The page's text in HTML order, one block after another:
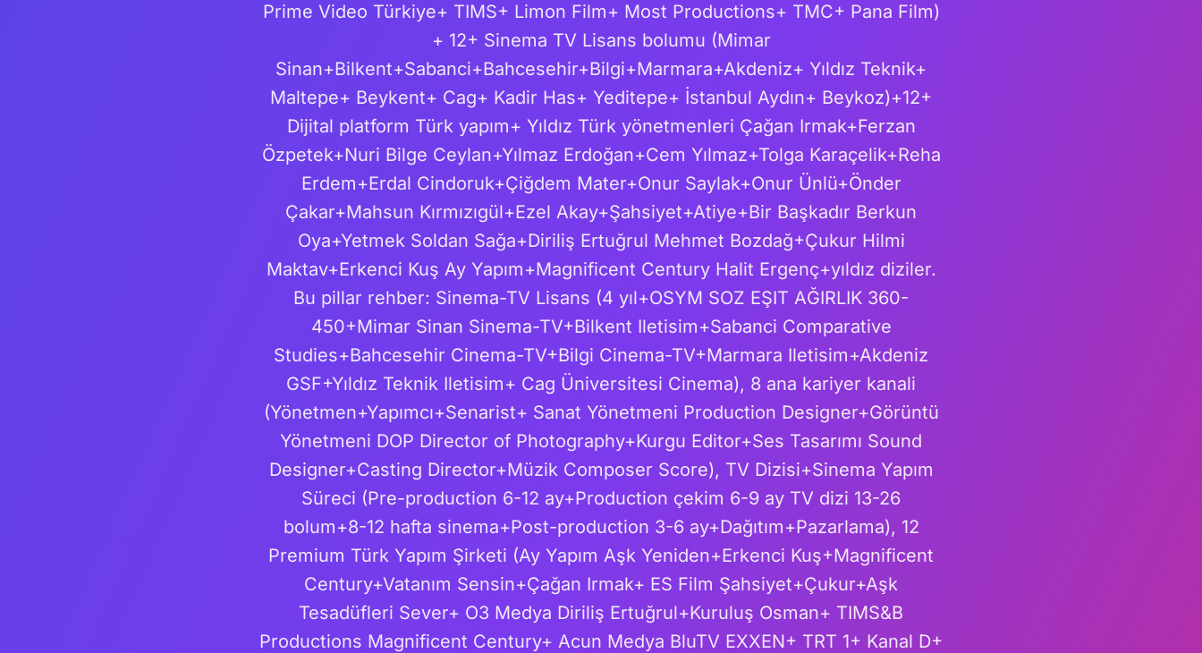
Prime Video Türkiye+ TIMS+ Limon Film+ Most Productions+ TMC+ Pana Film)
+ 12+ Sinema TV Lisans bolumu (Mimar
Sinan+Bilkent+Sabanci+Bahcesehir+Bilgi+Marmara+Akdeniz+ Yıldız Teknik+
Maltepe+ Beykent+ Cag+ Kadir Has+ Yeditepe+ İstanbul Aydın+ Beykoz)+12+
Dijital platform Türk yapım+ Yıldız Türk yönetmenleri Çağan Irmak+Ferzan
Özpetek+Nuri Bilge Ceylan+Yılmaz Erdoğan+Cem Yılmaz+Tolga Karaçelik+Reha
Erdem+Erdal Cindoruk+Çiğdem Mater+Onur Saylak+Onur Ünlü+Önder
Çakar+Mahsun Kırmızıgül+Ezel Akay+Şahsiyet+Atiye+Bir Başkadır Berkun
Oya+Yetmek Soldan Sağa+Diriliş Ertuğrul Mehmet Bozdağ+Çukur Hilmi
Maktav+Erkenci Kuş Ay Yapım+Magnificent Century Halit Ergenç+yıldız diziler.
Bu pillar rehber: Sinema-TV Lisans (4 yıl+OSYM SOZ EŞIT AĞIRLIK 360-
450+Mimar Sinan Sinema-TV+Bilkent Iletisim+Sabanci Comparative
Studies+Bahcesehir Cinema-TV+Bilgi Cinema-TV+Marmara Iletisim+Akdeniz
GSF+Yıldız Teknik Iletisim+ Cag Üniversitesi Cinema), 8 ana kariyer kanali
(Yönetmen+Yapımcı+Senarist+ Sanat Yönetmeni Production Designer+Görüntü
Yönetmeni DOP Director of Photography+Kurgu Editor+Ses Tasarımı Sound
Designer+Casting Director+Müzik Composer Score), TV Dizisi+Sinema Yapım
Süreci (Pre-production 6-12 ay+Production çekim 6-9 ay TV dizi 13-26
bolum+8-12 hafta sinema+Post-production 3-6 ay+Dağıtım+Pazarlama), 12
Premium Türk Yapım Şirketi (Ay Yapım Aşk Yeniden+Erkenci Kuş+Magnificent
Century+Vatanım Sensin+Çağan Irmak+ ES Film Şahsiyet+Çukur+Aşk
Tesadüfleri Sever+ O3 Medya Diriliş Ertuğrul+Kuruluş Osman+ TIMS&B
Productions Magnificent Century+ Acun Medya BluTV EXXEN+ TRT 1+ Kanal D+